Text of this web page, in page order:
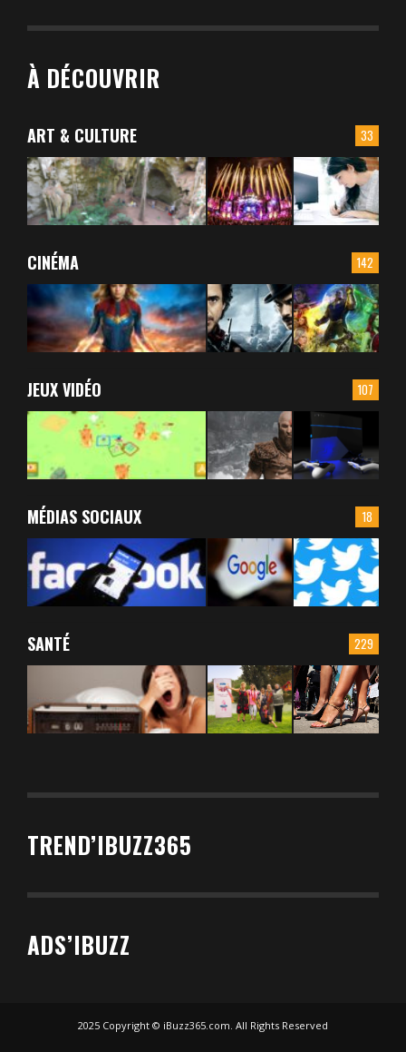
À DÉCOUVRIR
33
ART & CULTURE
142
CINÉMA
107
JEUX VIDÉO
18
MÉDIAS SOCIAUX
229
SANTÉ
TREND’IBUZZ365
ADS’IBUZZ
2025 Copyright © iBuzz365.com. All Rights Reserved